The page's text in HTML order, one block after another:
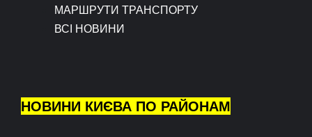
МАРШРУТИ ТРАНСПОРТУ
ВСІ НОВИНИ
НОВИНИ КИЄВА ПО РАЙОНАМ